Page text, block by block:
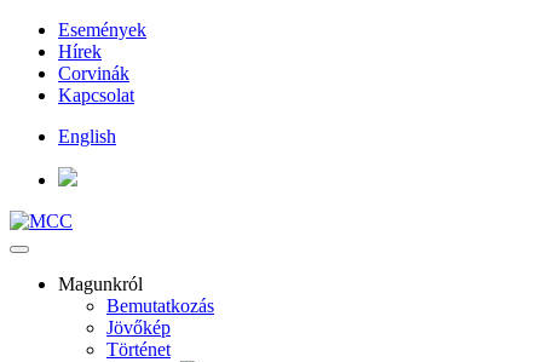
Események
Hírek
Corvinák
Kapcsolat
English
Magunkról
Bemutatkozás
Jövőkép
Történet